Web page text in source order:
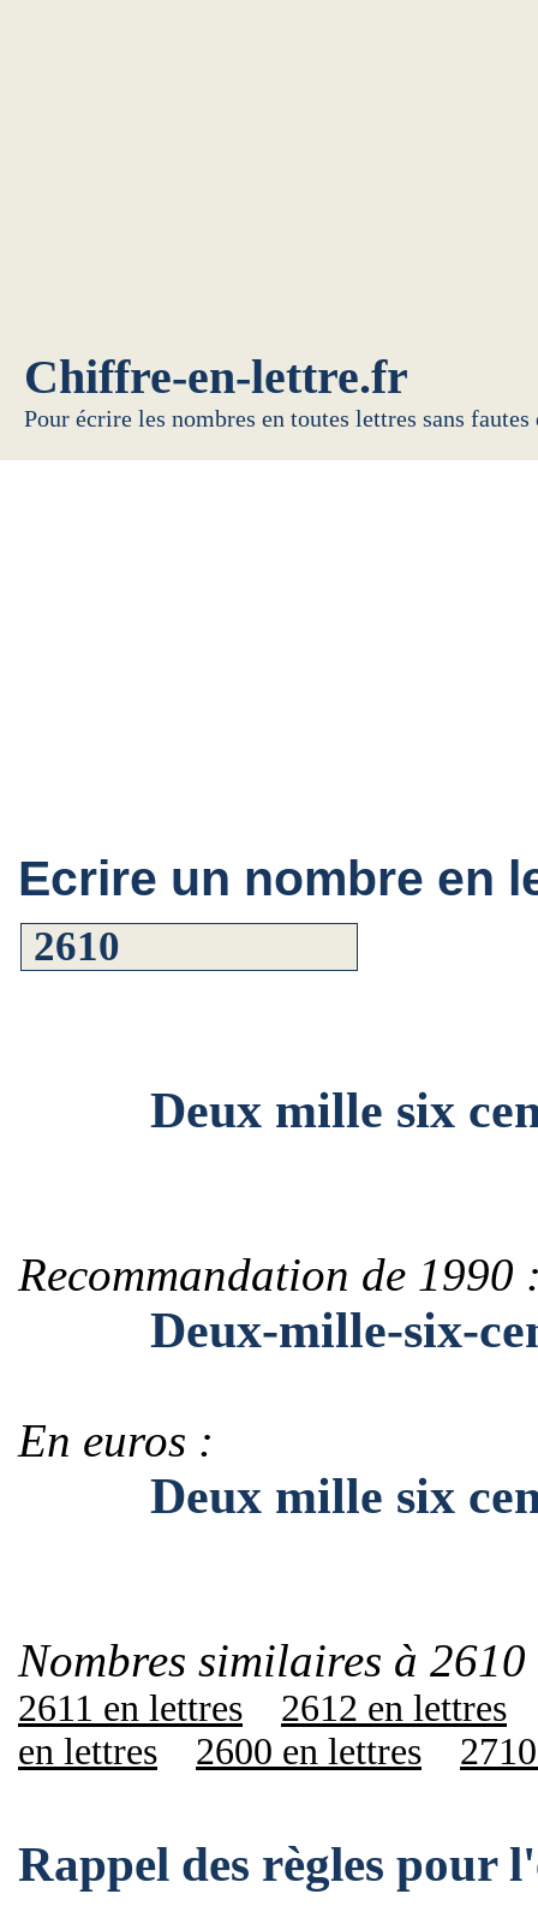
Chiffre-en-lettre.fr
Pour écrire les nombres en toutes lettres sans
Ecrire un nombre en
Deux mille six
Recommandation de 1990
Deux-mille-six-
En euros :
Deux mille six cent
Nombres similaires à
2611 en lettres
2612 en lettres
en lettres
2600 en lettres
Rappel des règles pour